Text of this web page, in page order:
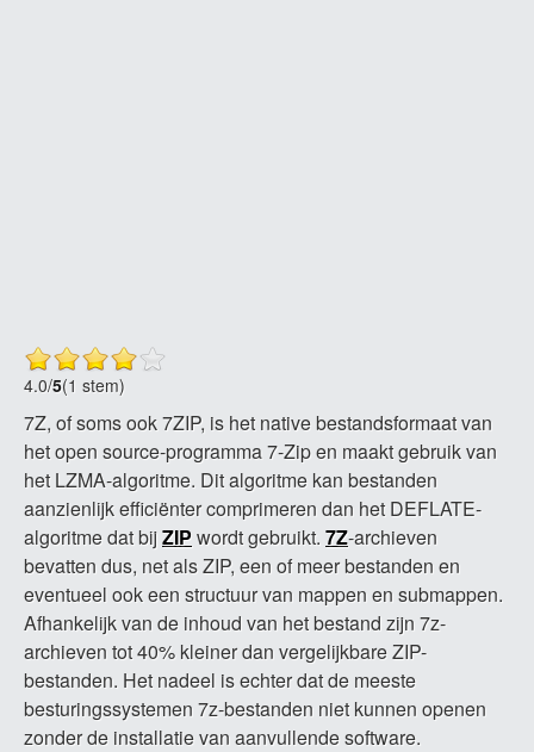
4.0/5(1 stem)
7Z, of soms ook 7ZIP, is het native bestandsformaat van
het open source-programma 7-Zip en maakt gebruik van
het LZMA-algoritme. Dit algoritme kan bestanden
aanzienlijk efficiënter comprimeren dan het DEFLATE-
algoritme dat bijZIP wordt gebruikt. 7Z-archieven
bevatten dus, net als ZIP, een of meer bestanden en
eventueel ook een structuur van mappen en submappen.
Afhankelijk van de inhoud van het bestand zijn 7z-
archieven tot 40% kleiner dan vergelijkbare ZIP-
bestanden. Het nadeel is echter dat de meeste
besturingssystemen 7z-bestanden niet kunnen openen
zonder de installatie van aanvullende software.